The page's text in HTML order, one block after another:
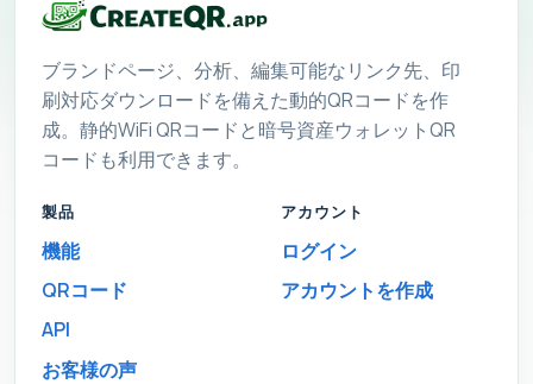
ブランドページ、分析、編集可能なリンク先、印
刷対応ダウンロードを備えた動的QRコードを作
成。静的WiFi QRコードと暗号資産ウォレットQR
コードも利用できます。
製品
機能
QRコード
API
お客様の声
アカウント
ログイン
アカウントを作成